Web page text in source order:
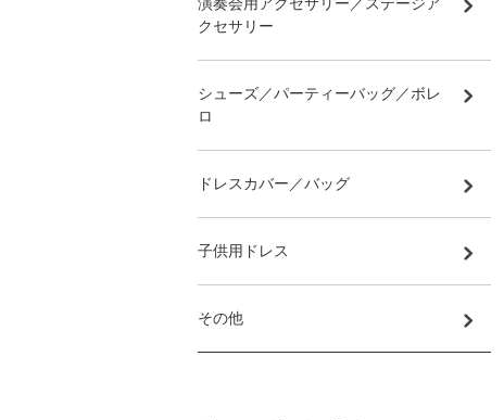
クセサリー
シューズ／パーティーバッグ／ボレ
ロ
ドレスカバー／バッグ
子供用ドレス
その他